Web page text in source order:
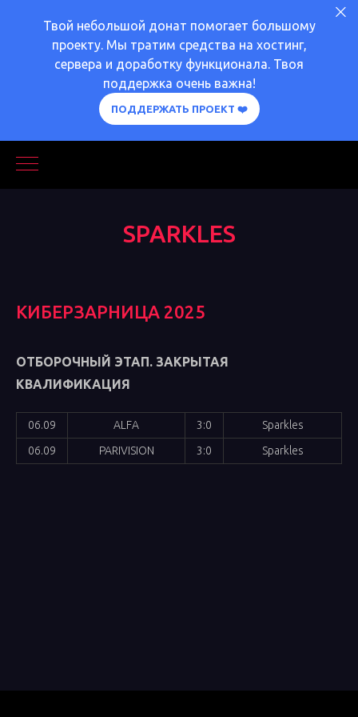
Твой небольшой донат помогает большому
проекту. Мы тратим средства на хостинг,
сервера и доработку функционала. Твоя
поддержка очень важна!
ПОДДЕРЖАТЬ ПРОЕКТ ❤️
SPARKLES
КИБЕРЗАРНИЦА 2025
ОТБОРОЧНЫЙ ЭТАП. ЗАКРЫТАЯ
КВАЛИФИКАЦИЯ
06.09 ALFA 3:0
Sparkles
06.09
PARIVISION 3:0 Sparkles